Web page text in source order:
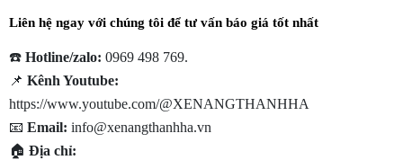
Liên hệ ngay với chúng tôi để tư vấn báo giá tốt nhất
☎️ Hotline/zalo: 0969 498 769.
📌 Kênh Youtube:
https://www.youtube.com/@XENANGTHANHHA
📧 Email: info@xenangthanhha.vn
🏠 Địa chỉ: